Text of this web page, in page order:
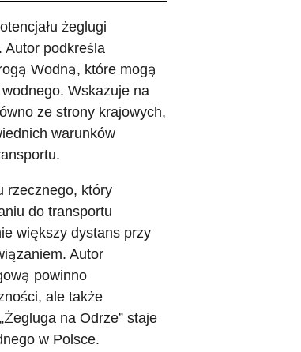
żeglugi
Autor podkreśla
Wodną, które mogą
Wskazuje na
ze strony krajowych,
warunków
rzecznego, który
do transportu
większy dystans przy
Autor
powinno
ale także
na Odrze” staje
w Polsce.